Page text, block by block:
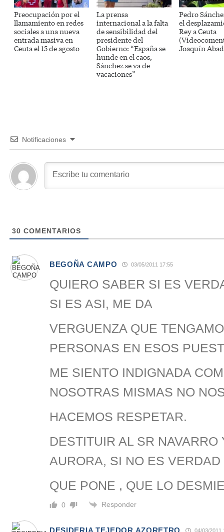
Preocupación por el
llamamiento en redes
sociales a una nueva
entrada masiva en
Ceuta el 15 de agosto
La prensa
internacional a la falta
de sensibilidad del
presidente del
Gobierno: “España se
hunde en el caos,
Sánchez se va de
vacaciones”
Pedro
el
Rey a Ceuta
Joaquín
Notificaciones
30 COMENTARIOS
BEGOÑA CAMPO 03/05/2011 17:55
QUIERO SABER SI ES
SI ES ASI, ME DA
VERGUENZA QUE
PERSONAS EN ESOS
ME SIENTO INDIGNADA
NOSOTRAS MISMAS NO
HACEMOS RESPETAR.
DESTITUIR AL SR NAVARRO
AURORA, SI NO ES VERDAD
QUE PONE , QUE LO
0 Responder
04/03/2011